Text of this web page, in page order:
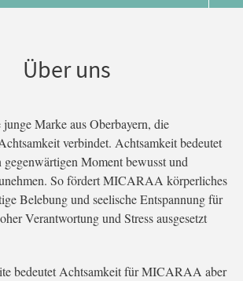
Über uns
Marke aus Oberbayern, die
verbindet. Achtsamkeit bedeutet
Moment bewusst und
So fördert MICARAA körperliches
Belebung und seelische Entspannung für
Verantwortung und Stress ausgesetzt
bedeutet Achtsamkeit für MICARAA aber